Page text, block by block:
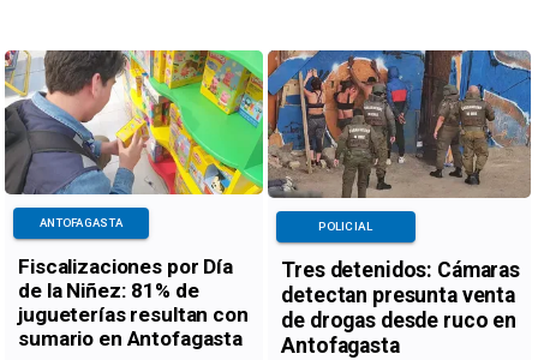
Fiscalizaciones por Día
de la Niñez: 81% de
jugueterías resultan con
sumario en Antofagasta
ANTOFAGASTA
Tres detenidos: Cámaras
detectan presunta venta
de drogas desde ruco en
Antofagasta
POLICIAL